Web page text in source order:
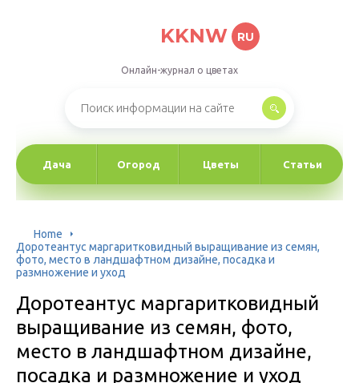
KKNW RU
Онлайн-журнал о цветах
Дача Огород Цветы Статьи
Home
Доротеантус маргаритковидный выращивание из семян,
фото, место в ландшафтном дизайне, посадка и
размножение и уход
Доротеантус маргаритковидный
выращивание из семян, фото,
место в ландшафтном дизайне,
посадка и размножение и уход